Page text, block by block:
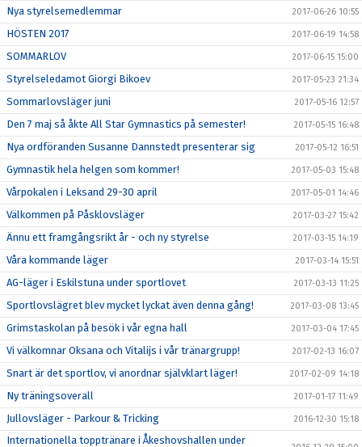
Nya styrelsemedlemmar 2017-06-26 10:55
HÖSTEN 2017 2017-06-19 14:58
SOMMARLOV 2017-06-15 15:00
Styrelseledamot Giorgi Bikoev 2017-05-23 21:34
Sommarlovsläger juni 2017-05-16 12:57
Den 7 maj så åkte All Star Gymnastics på semester! 2017-05-15 16:48
Nya ordföranden Susanne Dannstedt presenterar sig 2017-05-12 16:51
Gymnastik hela helgen som kommer! 2017-05-03 15:48
Vårpokalen i Leksand 29-30 april 2017-05-01 14:46
Välkommen på Påsklovsläger 2017-03-27 15:42
Ännu ett framgångsrikt år - och ny styrelse 2017-03-15 14:19
Våra kommande läger 2017-03-14 15:51
AG-läger i Eskilstuna under sportlovet 2017-03-13 11:25
Sportlovslägret blev mycket lyckat även denna gång! 2017-03-08 13:45
Grimstaskolan på besök i vår egna hall 2017-03-04 17:45
Vi välkomnar Oksana och Vitalijs i vår tränargrupp! 2017-02-13 16:07
Snart är det sportlov, vi anordnar självklart läger! 2017-02-09 14:18
Ny träningsoverall 2017-01-17 11:49
Jullovsläger - Parkour & Tricking 2016-12-30 15:18
Internationella topptränare i Åkeshovshallen under